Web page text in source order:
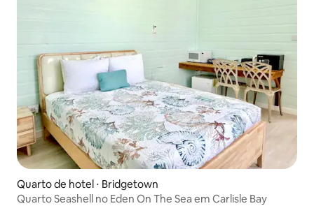
Quarto de hotel ⋅ Bridgetown
Quarto Seashell no Eden On The Sea em Carlisle Bay